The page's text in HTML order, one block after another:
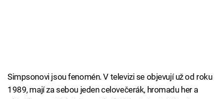
Simpsonovi jsou fenomén. V televizi se objevují už od roku
1989, mají za sebou jeden celovečerák, hromadu her a